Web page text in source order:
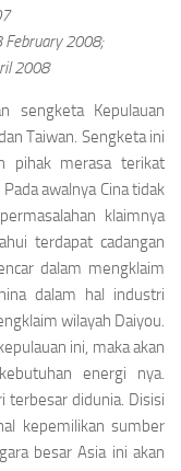
February 2008;
2008
sengketa Kepulauan
Taiwan. Sengketa ini
pihak merasa terikat
awalnya Cina tidak
klaimnya
terdapat cadangan
dalam mengklaim
dalam hal industri
wilayah Daiyou.
ini, maka akan
energi nya.
terbesar didunia. Disisi
kepemilikan sumber
besar Asia ini akan